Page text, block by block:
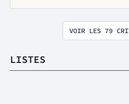
VOIR LES 79
LISTES